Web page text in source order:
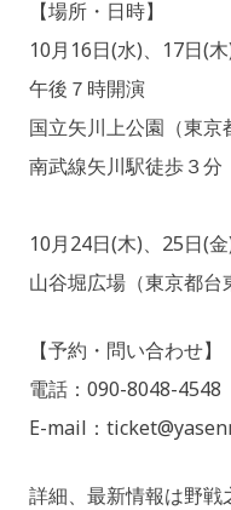
【場所・日時】
10月16日(水)、17日(
午後７時開演
国立矢川上公園（東京
南武線矢川駅徒歩３
10月24日(木)、25日(
山谷堀広場（東京都
【予約・問い合わせ】
電話：090-8048-4548
E-mail：
詳細、最新情報は野戦